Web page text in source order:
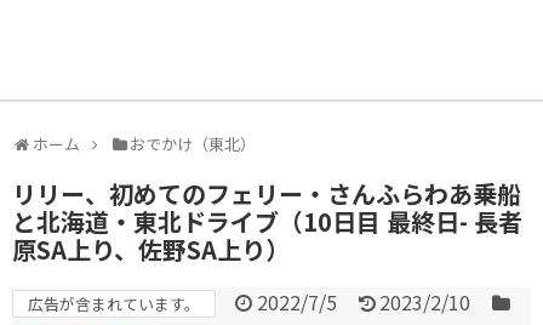
ホーム おでかけ（東北）
リリー、初めてのフェリー・さんふらわあ乗船
と北海道・東北ドライブ（10日目 最終日- 長者
原SA上り、佐野SA上り）
広告が含まれています。 2022/7/5
2023/2/10